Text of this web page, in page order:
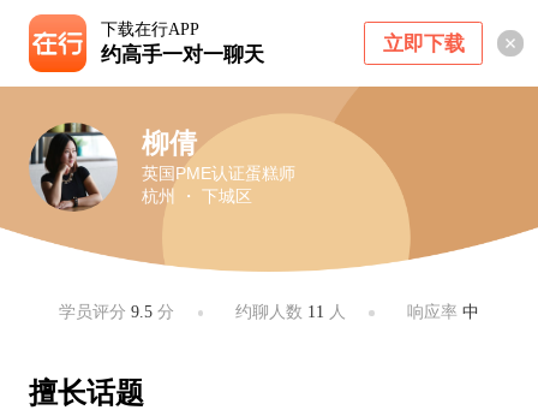
下载在行APP
约高手一对一聊天 立即下载
柳倩
英国PME认证蛋糕师
杭州 ・ 下城区
学员评分9.5 分 约聊人数 11 人 响应率 中
擅长话题